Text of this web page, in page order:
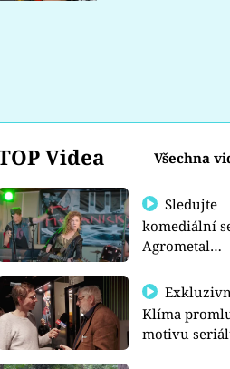
Videa Všechna
Sledujte
komediální
Agrometal
prima+
Exkluzivně: Josef
Klíma
motivu